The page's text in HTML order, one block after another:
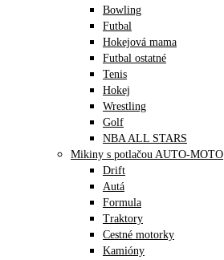
Bowling
Futbal
Hokejová mama
Futbal ostatné
Tenis
Hokej
Wrestling
Golf
NBA ALL STARS
Mikiny s potlačou AUTO-MOTO
Drift
Autá
Formula
Traktory
Cestné motorky
Kamióny